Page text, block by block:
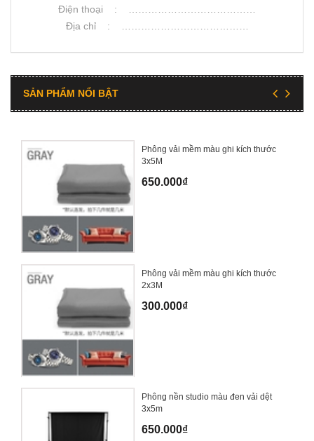
Điện thoại : …………………………………
Địa chỉ : …………………………………
SẢN PHẨM NỔI BẬT
Phông vải mềm màu ghi kích thước
3x5M
650.000₫
Phông vải mềm màu ghi kích thước
2x3M
300.000₫
Phông nền studio màu đen vải dệt
3x5m
650.000₫